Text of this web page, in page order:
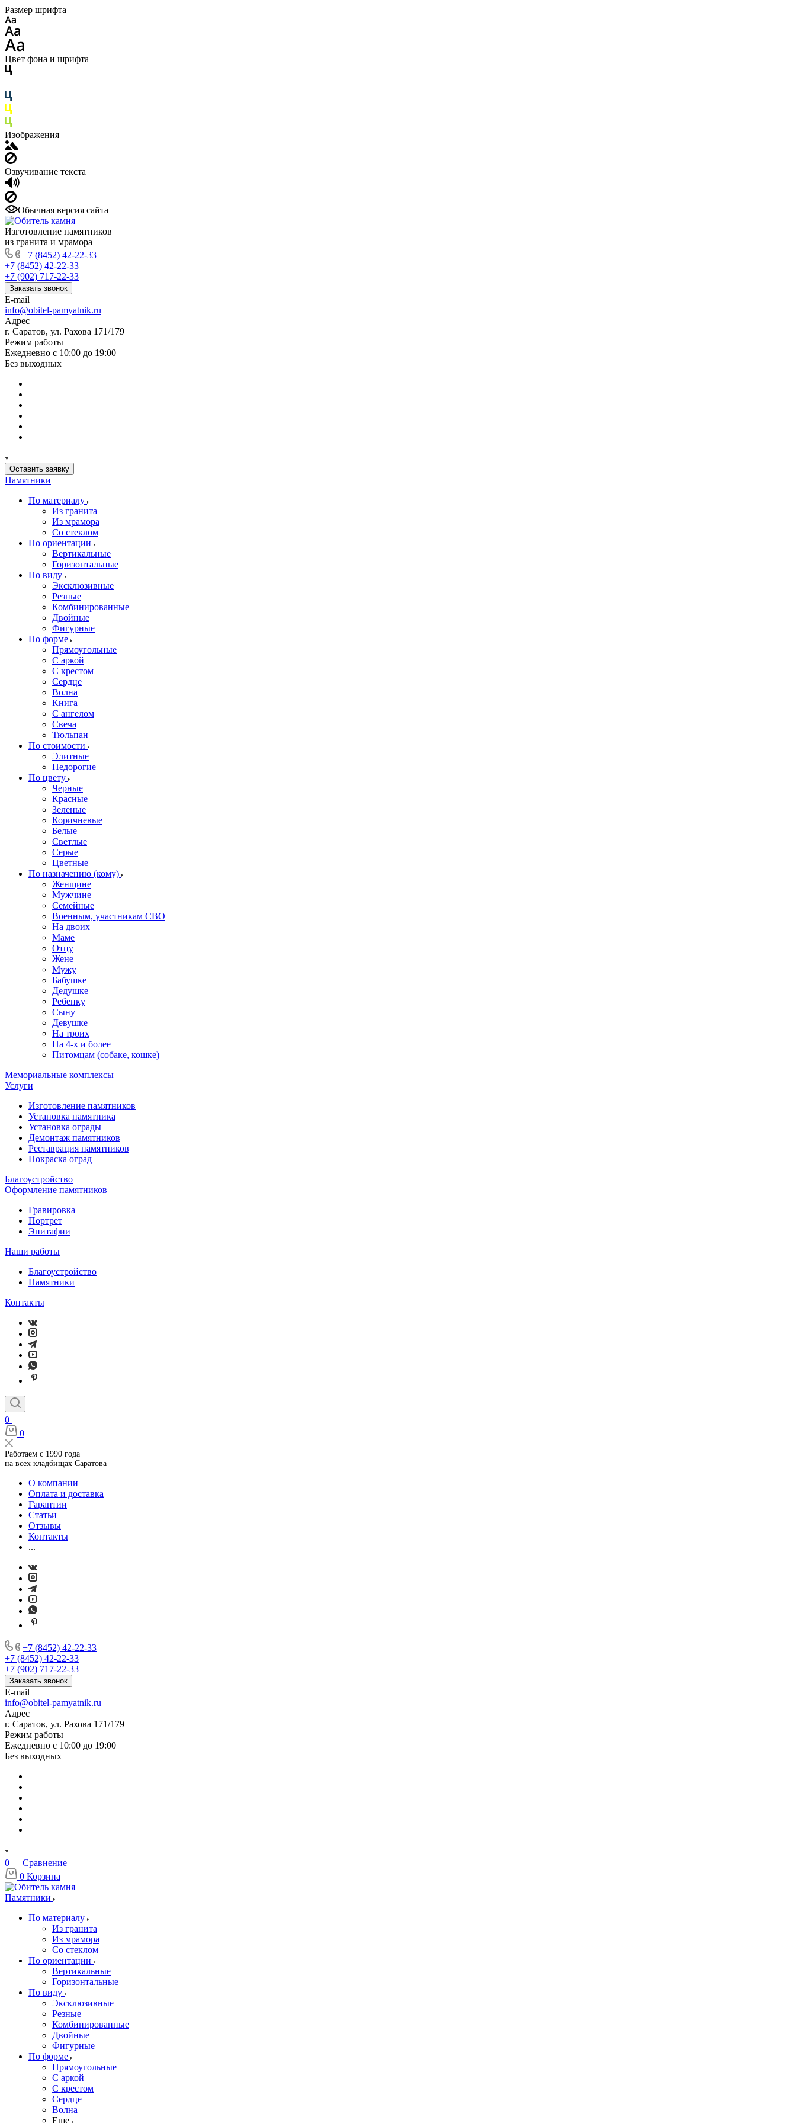
Размер шрифта
Цвет фона и шрифта
Изображения
Озвучивание текста
Обычная версия сайта
Изготовление памятников
из гранита и мрамора
+7 (8452) 42-22-33
+7 (8452) 42-22-33
+7 (902) 717-22-33
Заказать звонок
E-mail
info@obitel-pamyatnik.ru
Адрес
г. Саратов, ул. Рахова 171/179
Режим работы
Ежедневно с 10:00 до 19:00
Без выходных
Оставить заявку
Памятники
По материалу
Из гранита
Из мрамора
Со стеклом
По ориентации
Вертикальные
Горизонтальные
По виду
Эксклюзивные
Резные
Комбинированные
Двойные
Фигурные
По форме
Прямоугольные
С аркой
С крестом
Сердце
Волна
Книга
С ангелом
Свеча
Тюльпан
По стоимости
Элитные
Недорогие
По цвету
Черные
Красные
Зеленые
Коричневые
Белые
Светлые
Серые
Цветные
По назначению (кому)
Женщине
Мужчине
Семейные
Военным, участникам СВО
На двоих
Маме
Отцу
Жене
Мужу
Бабушке
Дедушке
Ребенку
Сыну
Девушке
На троих
На 4-х и более
Питомцам (собаке, кошке)
Мемориальные комплексы
Услуги
Изготовление памятников
Установка памятника
Установка ограды
Демонтаж памятников
Реставрация памятников
Покраска оград
Благоустройство
Оформление памятников
Гравировка
Портрет
Эпитафии
Наши работы
Благоустройство
Памятники
Контакты
0
0
Работаем с 1990 года
на всех кладбищах Саратова
О компании
Оплата и доставка
Гарантии
Статьи
Отзывы
Контакты
...
+7 (8452) 42-22-33
+7 (8452) 42-22-33
+7 (902) 717-22-33
Заказать звонок
E-mail
info@obitel-pamyatnik.ru
Адрес
г. Саратов, ул. Рахова 171/179
Режим работы
Ежедневно с 10:00 до 19:00
Без выходных
0
Сравнение
0 Корзина
Памятники
По материалу
Из гранита
Из мрамора
Со стеклом
По ориентации
Вертикальные
Горизонтальные
По виду
Эксклюзивные
Резные
Комбинированные
Двойные
Фигурные
По форме
Прямоугольные
С аркой
С крестом
Сердце
Волна
Еще